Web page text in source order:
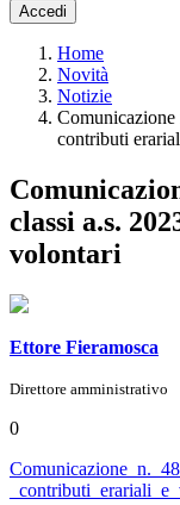
Accedi
Home
Novità
Notizie
contributi
classi a.s.
volontari
Ettore Fieramosca
Direttore amministrativo
0